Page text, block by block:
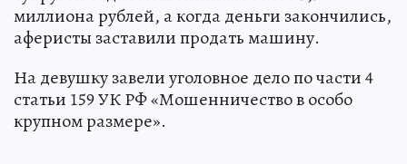
миллиона рублей, а когда деньги закончились,
аферисты заставили продать машину.
На девушку завели уголовное дело по части 4
статьи 159 УК РФ «Мошенничество в особо
крупном размере».